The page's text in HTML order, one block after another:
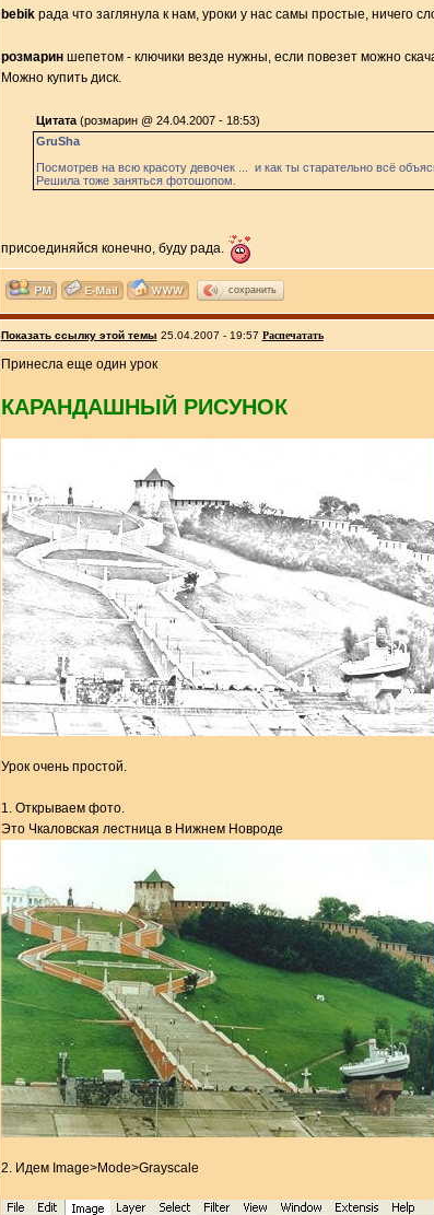
bebikрада что заглянула к нам, уроки у нас самы простые, ничего
розмариншепетом - ключики везде нужны, если повезет можно
Можно купить диск.
Цитата(розмарин @ 24.04.2007 - 18:53)
GruSha
Посмотрев на всю красоту девочек ... и как ты старательно всё
Решила тоже заняться фотошопом.
присоединяйся конечно, буду рада.
сохранить
Показать ссылку этой темы 25.04.2007 - 19:57 Распечатать
Принесла еще один урок
КАРАНДАШНЫЙ РИСУНОК
Урок очень простой.
1. Открываем фото.
Это Чкаловская лестница в Нижнем Новроде
2. Идем Image>Mode>Grayscale